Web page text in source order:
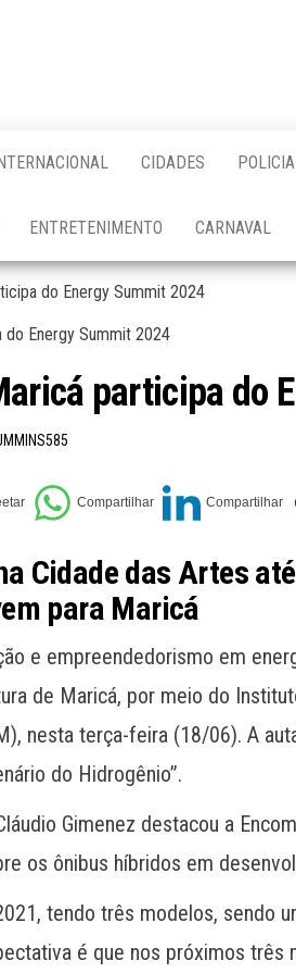
CIDADES
ENTRETENIMENTO CARNAVAL
do Energy Summit 2024
participa do
Cidade das Artes
para Maricá
e empreendedorismo em
de Maricá, por meio do
nesta terça-feira (18/06). A
do Hidrogênio”.
Gimenez destacou a
os ônibus híbridos em
tendo três modelos, sendo
é que nos próximos